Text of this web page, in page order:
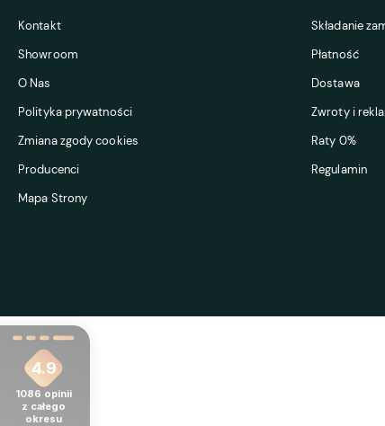
Kontakt
Showroom
O Nas
Polityka prywatności
Zmiana zgody cookies
Producenci
Mapa Strony
Składanie
Płatność
Dostawa
Zwroty i
Raty 0%
Regulamin
4.9
1086 opinii
z całego
okresu